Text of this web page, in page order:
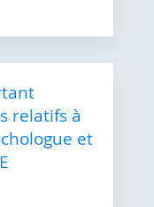
relatifs à
et